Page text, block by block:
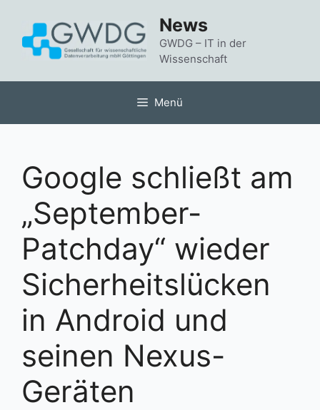
springen
News
GWDG – IT in der
Wissenschaft
Menü
Google schließt am
„September-
Patchday“ wieder
Sicherheitslücken
in Android und
seinen Nexus-
Geräten